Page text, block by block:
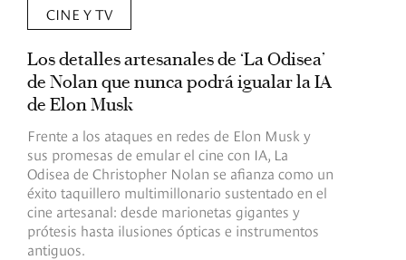
CINE Y TV
Los detalles artesanales de ‘La Odisea’
de Nolan que nunca podrá igualar la IA
de Elon Musk
Frente a los ataques en redes de Elon Musk y
sus promesas de emular el cine con IA, La
Odisea de Christopher Nolan se afianza como un
éxito taquillero multimillonario sustentado en el
cine artesanal: desde marionetas gigantes y
prótesis hasta ilusiones ópticas e instrumentos
antiguos.